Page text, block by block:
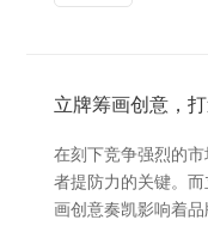
立牌筹画创意，
在刻下竞争强烈的
者提防力的关键。
画创意奏凯影响着